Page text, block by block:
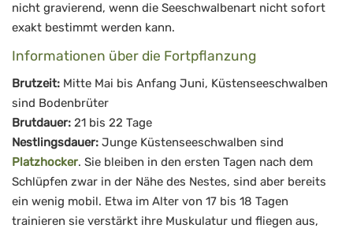
nicht gravierend, wenn die Seeschwalbenart nicht sofort
exakt bestimmt werden kann.
Informationen über die Fortpflanzung
Brutzeit: Mitte Mai bis Anfang Juni, Küstenseeschwalben
sind Bodenbrüter
Brutdauer: 21 bis 22 Tage
Nestlingsdauer: Junge Küstenseeschwalben sind
Platzhocker. Sie bleiben in den ersten Tagen nach dem
Schlüpfen zwar in der Nähe des Nestes, sind aber bereits
ein wenig mobil. Etwa im Alter von 17 bis 18 Tagen
trainieren sie verstärkt ihre Muskulatur und fliegen aus,